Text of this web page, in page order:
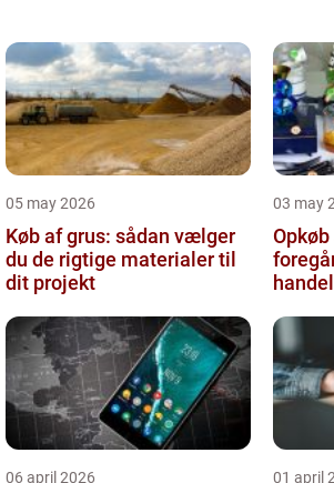
05 may 2026
Køb af grus: sådan vælger
du de rigtige materialer til
dit projekt
03 may
Opkøb
handel
06 april 2026 01 april